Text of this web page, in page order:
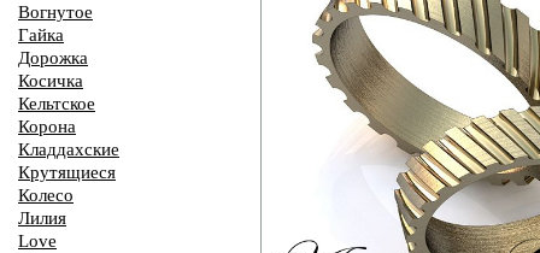
Вогнутое
Гайка
Дорожка
Косичка
Кельтское
Корона
Кладдахские
Крутящиеся
Колесо
Лилия
Love